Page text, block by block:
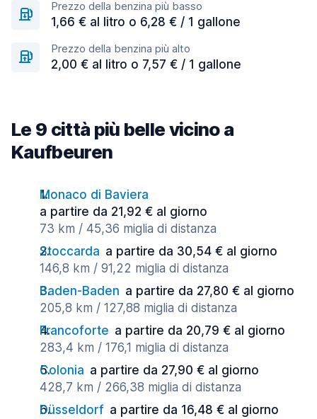
Prezzo della benzina più basso
1,66 € al litro o 6,28 € / 1 gallone
Prezzo della benzina più alto
2,00 € al litro o 7,57 € / 1 gallone
Le 9 città più belle vicino a
Kaufbeuren
Monaco di Baviera
a partire da 21,92 € al giorno
73 km / 45,36 miglia di distanza
Stoccarda a partire da 30,54 € al giorno
146,8 km / 91,22 miglia di distanza
Baden-Baden a partire da 27,80 € al giorno
205,8 km / 127,88 miglia di distanza
Francoforte a partire da 20,79 € al giorno
283,4 km / 176,1 miglia di distanza
Colonia a partire da 27,90 € al giorno
428,7 km / 266,38 miglia di distanza
Düsseldorf a partire da 16,48 € al giorno